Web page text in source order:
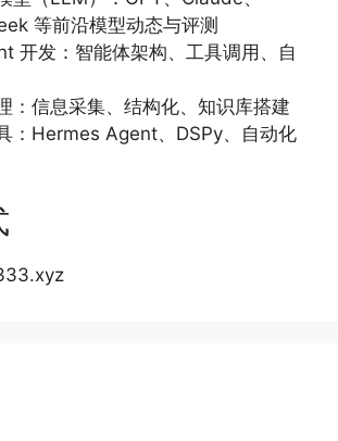
等前沿模型动态与评测
开发：智能体架构、工具调用、自
：信息采集、结构化、知识库搭建
：Hermes Agent、DSPy、自动化